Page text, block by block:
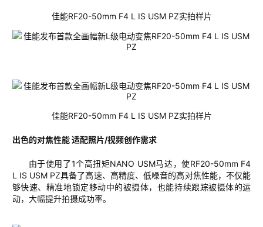
佳能RF20-50mm F4 L IS USM PZ实拍样片
佳能RF20-50mm F4 L IS USM PZ实拍样片
出色的对焦性能适配照片/视频创作需求
由于使用了1个高扭矩NANO USM马达，使RF20-50mm F4
L IS USM PZ具备了高速、高精度、低噪音的高对焦性能，不仅能
够快速、精准地锁定移动中的被摄体， 也能持续跟踪被摄体的运
动， 大幅提升拍摄成功率。